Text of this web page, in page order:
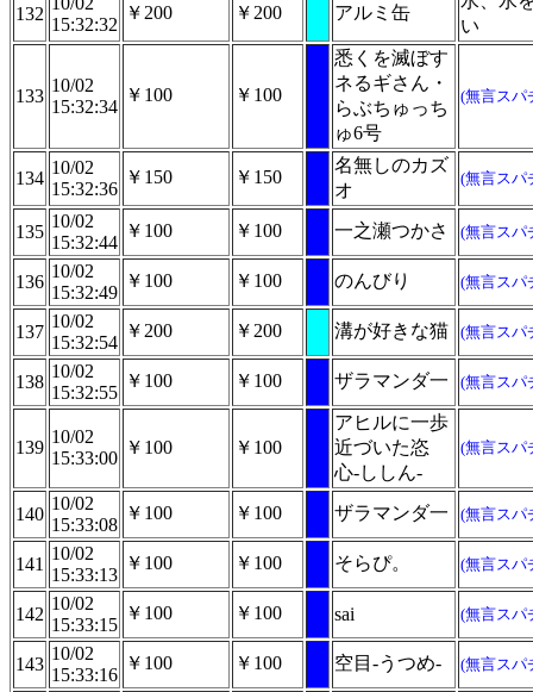
132
15:32:32
￥200 ￥200 アルミ缶
い
133
10/02
15:32:34
￥100 ￥100
悉くを滅ぼす
ネるギさん・
らぶちゅっち
ゅ6号
(無言スパ
134
10/02
15:32:36
￥150 ￥150
名無しのカズ
オ
(無言スパ
135
10/02
15:32:44
￥100 ￥100 一之瀬つかさ (無言スパ
136
10/02
15:32:49
￥100 ￥100 のんびり (無言スパ
137
10/02
15:32:54
￥200 ￥200 溝が好きな猫 (無言スパ
138
10/02
15:32:55
￥100 ￥100 ザラマンダ一 (無言スパ
139
10/02
15:33:00
￥100 ￥100
アヒルに一歩
近づいた恣
心-ししん-
(無言スパ
140
10/02
15:33:08
￥100 ￥100 ザラマンダ一 (無言スパ
141
10/02
15:33:13
￥100 ￥100 そらぴ。 (無言スパ
142
10/02
15:33:15
￥100 ￥100 sai (無言スパ
143
10/02
15:33:16
￥100 ￥100 空目-うつめ- (無言スパ